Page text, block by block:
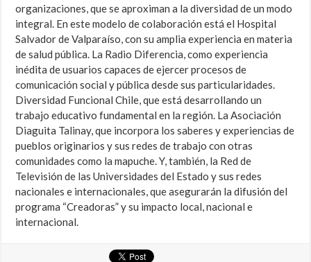
organizaciones, que se aproximan a la diversidad de un modo
integral. En este modelo de colaboración está el Hospital
Salvador de Valparaíso, con su amplia experiencia en materia
de salud pública. La Radio Diferencia, como experiencia
inédita de usuarios capaces de ejercer procesos de
comunicación social y pública desde sus particularidades.
Diversidad Funcional Chile, que está desarrollando un
trabajo educativo fundamental en la región. La Asociación
Diaguita Talinay, que incorpora los saberes y experiencias de
pueblos originarios y sus redes de trabajo con otras
comunidades como la mapuche. Y, también, la Red de
Televisión de las Universidades del Estado y sus redes
nacionales e internacionales, que asegurarán la difusión del
programa “Creadoras” y su impacto local, nacional e
internacional.